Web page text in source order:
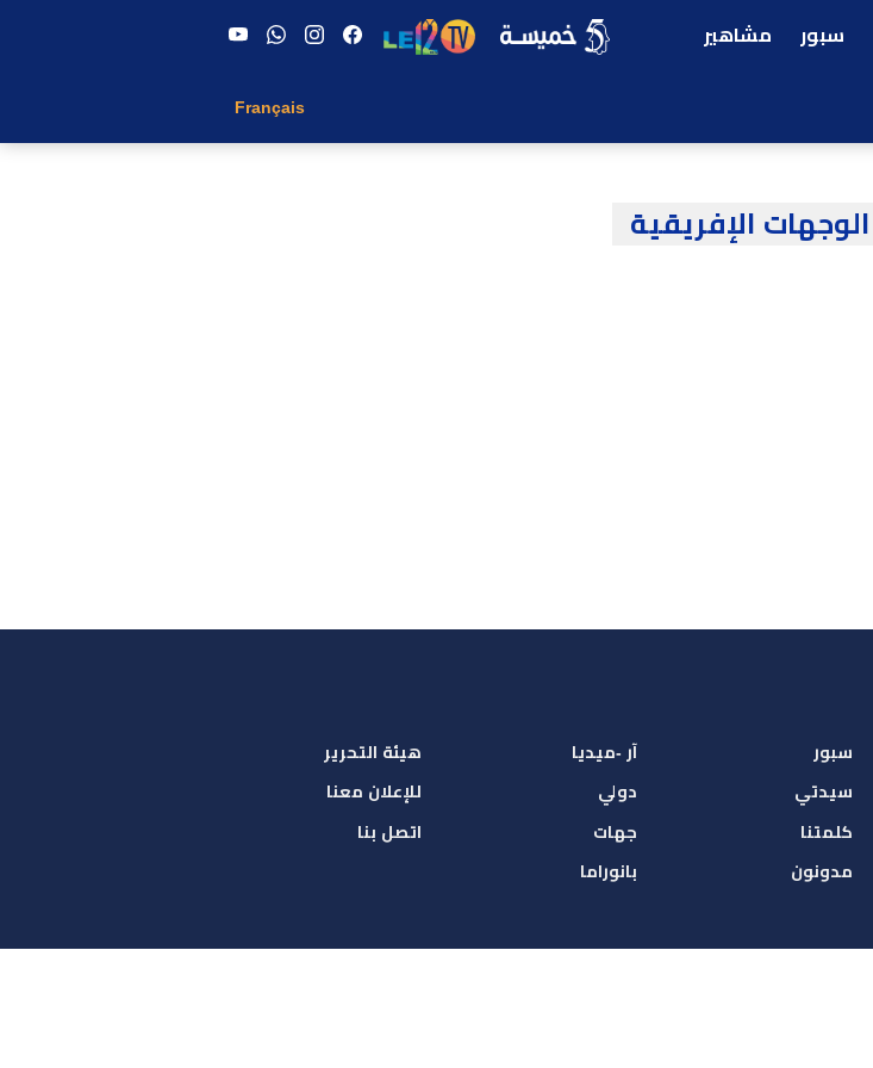
سبور مشاهير
Français
الوجهات الإفريقية
سبور
سيدتي
كلمتنا
مدونون
آر -ميديا
دولي
جهات
بانوراما
هيئة التحرير
للإعلان معنا
اتصل بنا